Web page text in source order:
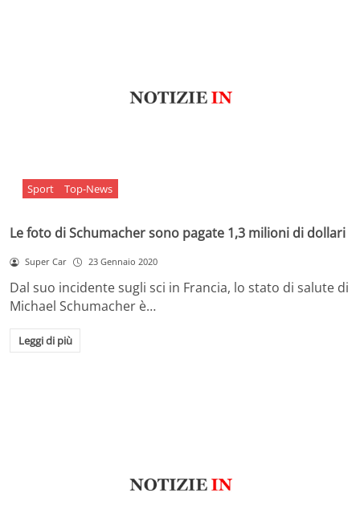
Sport Top-News
Le foto di Schumacher sono pagate 1,3 milioni di dollari
Super Car 23 Gennaio 2020
Dal suo incidente sugli sci in Francia, lo stato di salute di
Michael Schumacher è…
Leggi di più